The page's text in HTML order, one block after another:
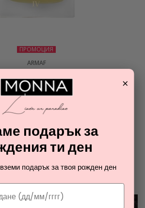
ПРОМОЦИЯ
ARMAF
парфюмен екстракт унисекс
47,08 €
НА ПАРФЮМИТЕ И
ни тайни съвети за парфюмите и
×
подарък за
ти ден
подарък за твоя рожден ден